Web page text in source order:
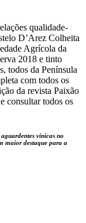
qualidade-
D’Arez Colheita
Agrícola da
2018 e tinto
todos da Península
com todos os
da revista Paixão
consultar todos os
vínicas no
maior destaque para a